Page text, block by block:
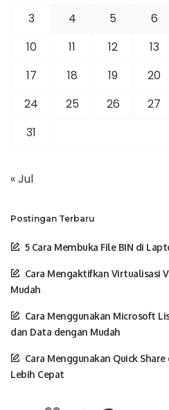
3
4 5 6
10
11 12 13
17
18 19 20
24
25 26 27
31
« Jul
Postingan Terbaru
5 Cara Membuka File BIN di
Cara Mengaktifkan Virtualisasi
Mudah
Cara Menggunakan Microsoft
dan Data dengan Mudah
Cara Menggunakan Quick
Lebih Cepat